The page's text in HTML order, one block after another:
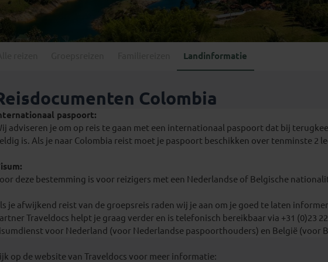
Mexico
Paraguay
Georgië
Moldavië(1)
Noord-Macedonië (1)
Landinformatie
Colombia
paspoort:
adviseren je om op reis te gaan met een internationaal paspoort dat bij
is. Als je naar Colombia reist moet je paspoort beschikken over tenminste 2
deze bestemming is voor reizigers met een Nederlandse of Belgische
je afwijkend reist van de groepsreis raden wij je aan om je goed te laten
Traveldocs helpt je graag verder en is telefonisch bereikbaar via +31 (0)23
voor Nederland (voor Nederlandse paspoorthouders) en België (voor
op de website van Traveldocs voor meer informatie: